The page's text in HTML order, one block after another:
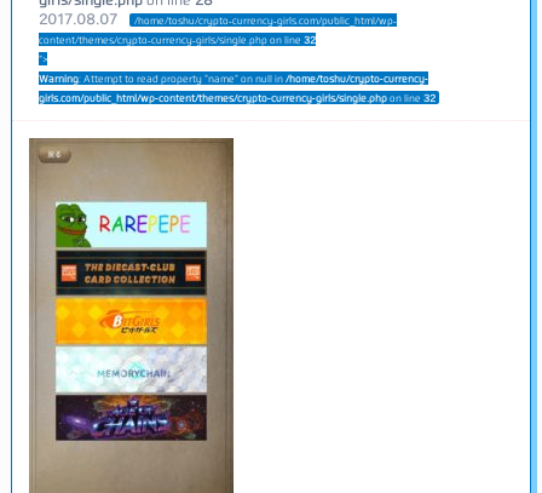
2017.08.07
/home/toshu/crypto-currency-girls.com/public_html/wp-
content/themes/crypto-currency-girls/single.php on line32
">
Warning: Attempt to read property "name" on null in /home/toshu/crypto-currency-
girls.com/public_html/wp-content/themes/crypto-currency-girls/single.php on line32